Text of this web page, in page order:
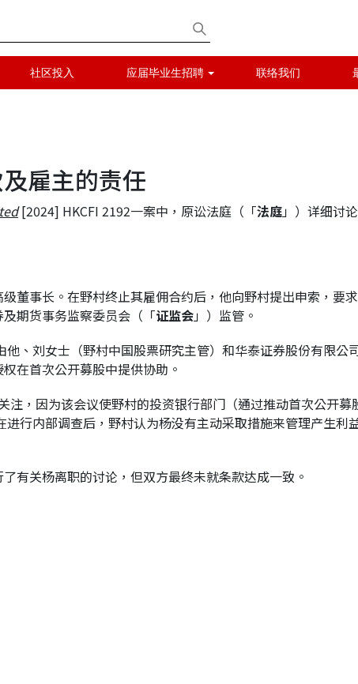
社区投入 应届毕业生招聘 联络我们
雇主的责任
[2024] HKCFI 2192一案中，原讼法庭（「法庭」）详细讨
董事长。在野村终止其雇佣合约后，他向野村提出申索，要
期货事务监察委员会（「证监会」）监管。
、刘女士（野村中国股票研究主管）和华泰证券股份有限公
在首次公开募股中提供协助。
，因为该会议使野村的投资银行部门（通过推动首次公开
行内部调查后，野村认为杨没有主动采取措施来管理产生利
有关杨离职的讨论，但双方最终未就条款达成一致。